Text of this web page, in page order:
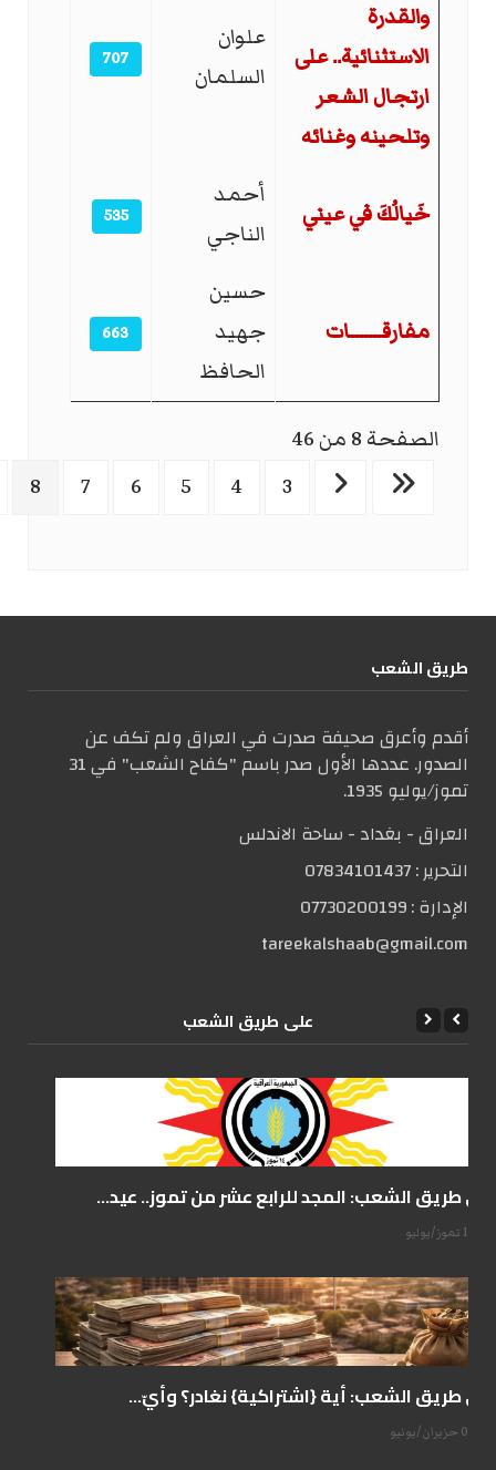
والقدرة
الاستثنائية.. على
ارتجال الشعر
وتلحينه وغنائه
علوان
السلمان
707
خَيالُكَ في عيني
أحمد
الناجي
535
مفارقـــــــات
حسين
جهيد
الحافظ
663
الصفحة 8 من 46
3
4
5
6
7
8
طریق الشعب
أقدم وأعرق صحيفة صدرت في العراق ولم تكف عن
الصدور. عددها الأول صدر باسم "كفاح الشعب" في 31
تموز/يوليو 1935.
العراق - بغداد - ساحة الاندلس
التحریر :07834101437
الإدارة :07730200199
tareekalshaab@gmail.com
علی طریق الشعب
على طريق الشعب: المجد للرابع عشر من تموز.. عيد...
14 تموز/يوليو
على طريق الشعب: أية {اشتراكية} نغادر؟ وأيّ...
07 حزيران/يونيو